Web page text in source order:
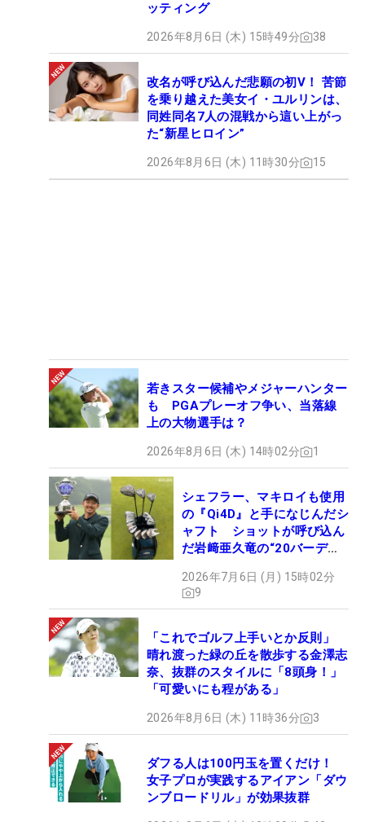
ッティング
2026年8月6日 (木) 15時49分 38
改名が呼び込んだ悲願の初V！ 苦節
を乗り越えた美女イ・ユルリンは、
同姓同名7人の混戦から這い上がっ
た“新星ヒロイン”
2026年8月6日 (木) 11時30分 15
若きスター候補やメジャーハンター
も PGAプレーオフ争い、当落線
上の大物選手は？
2026年8月6日 (木) 14時02分 1
シェフラー、マキロイも使用
の『Qi4D』と手になじんだシ
ャフト ショットが呼び込ん
だ岩﨑亜久竜の“20バーデ
2026年7月6日 (月) 15時02分
9
「これでゴルフ上手いとか反則」
晴れ渡った緑の丘を散歩する金澤志
奈、抜群のスタイルに「8頭身！」
「可愛いにも程がある」
2026年8月6日 (木) 11時36分 3
ダフる人は100円玉を置くだけ！
女子プロが実践するアイアン「ダウ
ンブロードリル」が効果抜群